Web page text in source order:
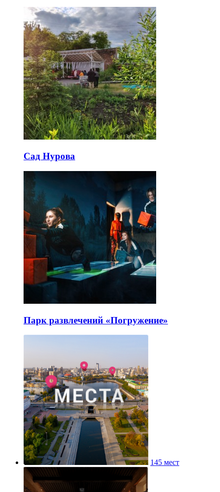
Сад Нурова
Парк развлечений «Погружение»
145 мест